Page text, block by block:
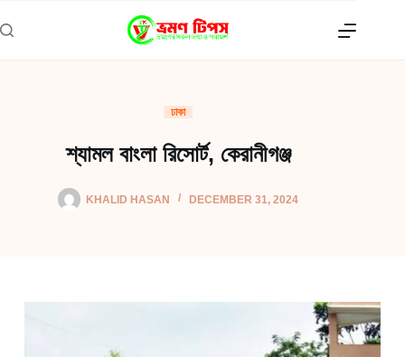
to
content
ঢাকা
শ্যামল বাংলা রিসোর্ট, কেরানীগঞ্জ
KHALID HASAN DECEMBER 31, 2024